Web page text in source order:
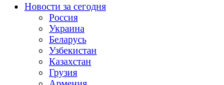
Новости за сегодня
Россия
Украина
Беларусь
Узбекистан
Казахстан
Грузия